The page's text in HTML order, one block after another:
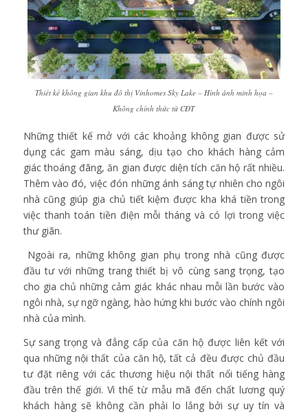
Thiết kế không gian khu đô thị Vinhomes Sky Lake – Hình ảnh minh họa –
Không chính thức từ CĐT
Những thiết kế mở với các khoảng không gian được sử
dụng các gam màu sáng, dịu tạo cho khách hàng cảm
giác thoáng đãng, ăn gian được diện tích căn hộ rất nhiều.
Thêm vào đó, việc đón những ánh sáng tự nhiên cho ngôi
nhà cũng giúp gia chủ tiết kiệm được kha khá tiền trong
việc thanh toán tiền điện mỗi tháng và có lợi trong việc
thư giãn.
Ngoài ra, những không gian phụ trong nhà cũng được
đầu tư với những trang thiết bị vô cùng sang trọng, tạo
cho gia chủ những cảm giác khác nhau mỗi lần bước vào
ngôi nhà, sự ngỡ ngàng, hào hứng khi bước vào chính ngôi
nhà của mình.
Sự sang trọng và đẳng cấp của căn hộ được liên kết với
qua những nội thất của căn hộ, tất cả đều được chủ đầu
tư đặt riêng với các thương hiệu nội thất nổi tiếng hàng
đầu trên thế giới. Vì thế từ mẫu mã đến chất lương quý
khách hàng sẽ không cần phải lo lắng bởi sự uy tín và